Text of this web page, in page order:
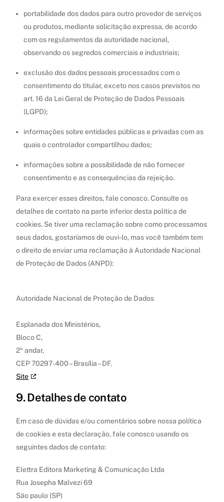
portabilidade dos dados para outro provedor de serviços
ou produtos, mediante solicitação expressa, de acordo
com os regulamentos da autoridade nacional,
observando os segredos comerciais e industriais;
exclusão dos dados pessoais processados com o
consentimento do titular, exceto nos casos previstos no
art. 16 da Lei Geral de Proteção de Dados Pessoais
(LGPD);
informações sobre entidades públicas e privadas com as
quais o controlador compartilhou dados;
informações sobre a possibilidade de não fornecer
consentimento e as consequências da rejeição.
Para exercer esses direitos, fale conosco. Consulte os
detalhes de contato na parte inferior desta política de
cookies. Se tiver uma reclamação sobre como processamos
seus dados, gostaríamos de ouvi-lo, mas você também tem
o direito de enviar uma reclamação à Autoridade Nacional
de Proteção de Dados (ANPD):
Autoridade Nacional de Proteção de Dados
Esplanada dos Ministérios,
Bloco C,
2º andar,
CEP 70297-400 – Brasília – DF.
Site
9. Detalhes de contato
Em caso de dúvidas e/ou comentários sobre nossa política
de cookies e esta declaração, fale conosco usando os
seguintes dados de contato:
Elettra Editora Marketing & Comunicação Ltda
Rua Josepha Malvezi 69
São paulo (SP)